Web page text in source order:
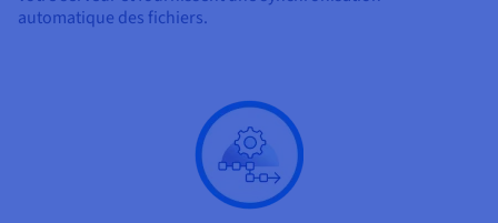
automatique des fichiers.